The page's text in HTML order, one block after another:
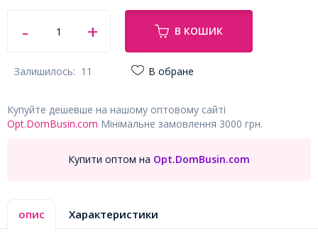
В КОШИК
Залишилось: 11 В обране
Купуйте дешевше на нашому оптовому сайті
Opt.DomBusin.com Мінімальне замовлення 3000 грн.
Купити оптом на Opt.DomBusin.com
опис Характеристики